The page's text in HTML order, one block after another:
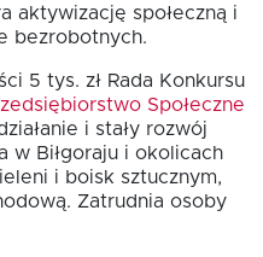
aktywizację społeczną i
bezrobotnych.
5 tys. zł Rada Konkursu
Społeczne
i stały rozwój
w Biłgoraju i okolicach
i boisk sztucznym,
Zatrudnia osoby